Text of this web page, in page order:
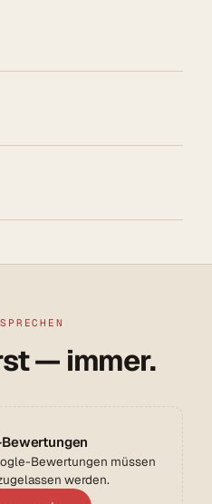
— immer.
Bewertungen müssen
werden.